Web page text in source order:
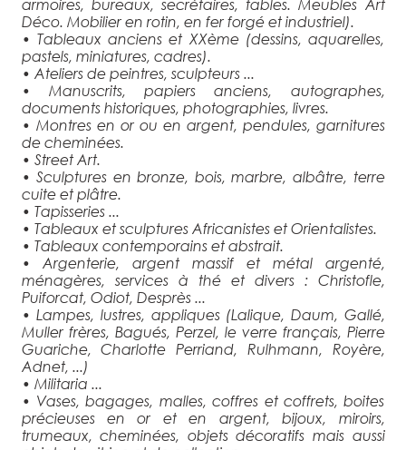
armoires, bureaux, secrétaires, tables. Meubles Art
Déco. Mobilier en rotin, en fer forgé et industriel).
• Tableaux anciens et XXème (dessins, aquarelles,
pastels, miniatures, cadres).
• Ateliers de peintres, sculpteurs ...
• Manuscrits, papiers anciens, autographes,
documents historiques, photographies, livres.
• Montres en or ou en argent, pendules, garnitures
de cheminées.
• Street Art.
• Sculptures en bronze, bois, marbre, albâtre, terre
cuite et plâtre.
• Tapisseries ...
• Tableaux et sculptures Africanistes et Orientalistes.
• Tableaux contemporains et abstrait.
• Argenterie, argent massif et métal argenté,
ménagères, services à thé et divers : Christofle,
Puiforcat, Odiot, Desprès ...
• Lampes, lustres, appliques (Lalique, Daum, Gallé,
Muller frères, Bagués, Perzel, le verre français, Pierre
Guariche, Charlotte Perriand, Rulhmann, Royère,
Adnet, ...)
• Militaria ...
• Vases, bagages, malles, coffres et coffrets, boites
précieuses en or et en argent, bijoux, miroirs,
trumeaux, cheminées, objets décoratifs mais aussi